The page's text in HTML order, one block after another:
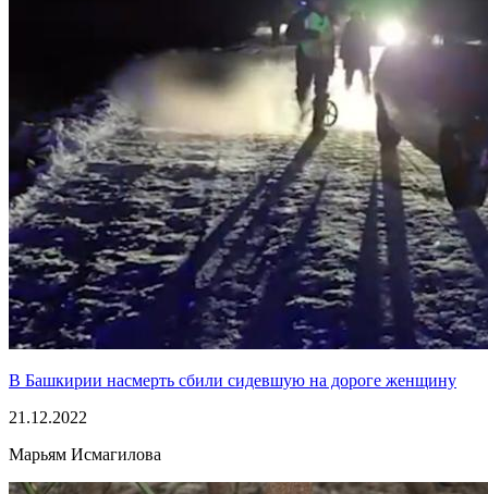
В Башкирии насмерть сбили сидевшую на дороге женщину
21.12.2022
Марьям Исмагилова